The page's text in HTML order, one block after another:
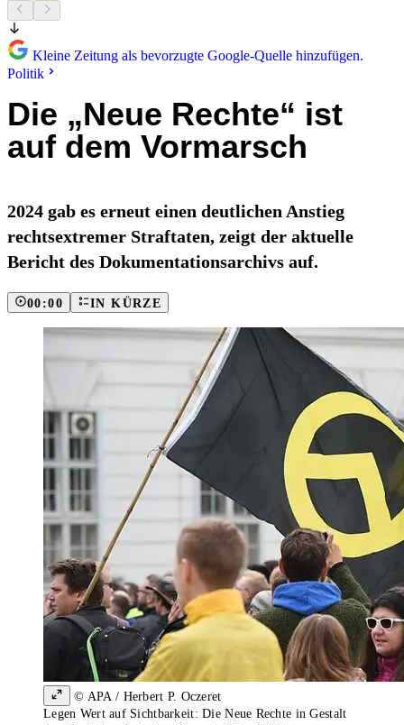
Kleine Zeitung als bevorzugte Google-Quelle hinzufügen.
Politik
Die „Neue Rechte“ ist
auf dem Vormarsch
2024 gab es erneut einen deutlichen Anstieg
rechtsextremer Straftaten, zeigt der aktuelle
Bericht des Dokumentationsarchivs auf.
00:00 IN KÜRZE
© APA / Herbert P. Oczeret
Legen Wert auf Sichtbarkeit: Die Neue Rechte in Gestalt